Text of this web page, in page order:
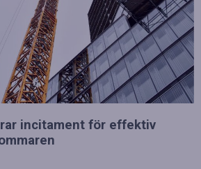
incitament för effektiv